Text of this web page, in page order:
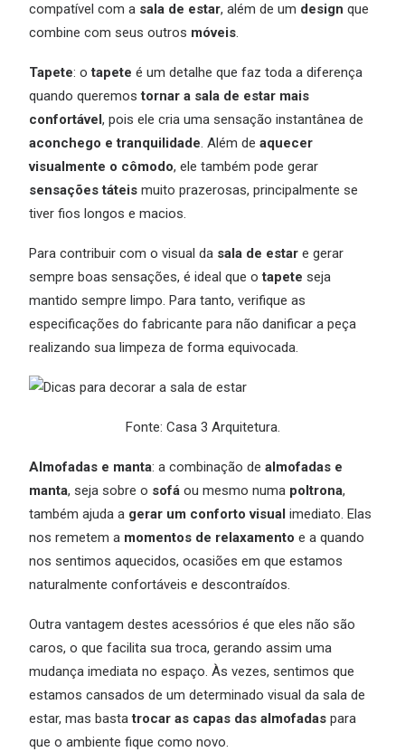
compatível com a sala de estar, além de um design que
combine com seus outros móveis.
Tapete: otapete é um detalhe que faz toda a diferença
quando queremostornar a sala de estar mais
confortável, pois ele cria uma sensação instantânea de
aconchego e tranquilidade. Além de aquecer
visualmente o cômodo, ele também pode gerar
sensações táteis muito prazerosas, principalmente se
tiver fios longos e macios.
Para contribuir com o visual da sala de estar e gerar
sempre boas sensações, é ideal que otapete seja
mantido sempre limpo. Para tanto, verifique as
especificações do fabricante para não danificar a peça
realizando sua limpeza de forma equivocada.
Fonte: Casa 3 Arquitetura.
Almofadas e manta: a combinação de almofadas e
manta, seja sobre o sofá ou mesmo numa poltrona,
também ajuda a gerar um conforto visual imediato. Elas
nos remetem a momentos de relaxamento e a quando
nos sentimos aquecidos, ocasiões em que estamos
naturalmente confortáveis e descontraídos.
Outra vantagem destes acessórios é que eles não são
caros, o que facilita sua troca, gerando assim uma
mudança imediata no espaço. Às vezes, sentimos que
estamos cansados de um determinado visual da sala de
estar, mas bastatrocar as capas das almofadas para
que o ambiente fique como novo.